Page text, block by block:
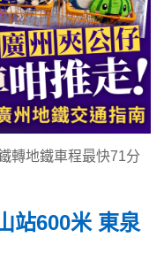
轉地鐵車程最快71分
站600米 東泉